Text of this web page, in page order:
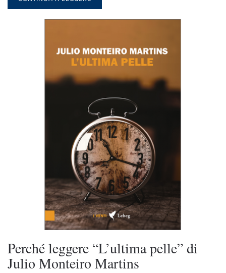
Perché leggere “L’ultima pelle” di
Julio Monteiro Martins